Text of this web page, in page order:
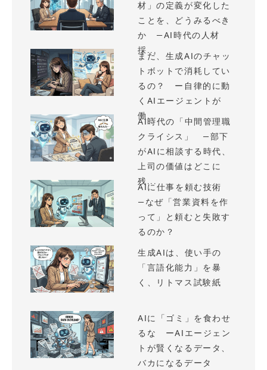
材」の定義が変化した
ことを、どうみるべき
か —AI時代の人材
採...
まだ、生成AIのチャッ
トボットで消耗してい
るの？ ー自律的に動
くAIエージェントが
働...
AI時代の「中間管理職
クライシス」 —部下
がAIに相談する時代、
上司の価値はどこに
残...
AIに仕事を頼む技術
—なぜ「営業資料を作
って」と頼むと失敗す
るのか？
生成AIは、使い手の
「言語化能力」を暴
く、リトマス試験紙
AIに「ゴミ」を食わせ
るな ーAIエージェン
トが賢くなるデータ、
バカになるデータ